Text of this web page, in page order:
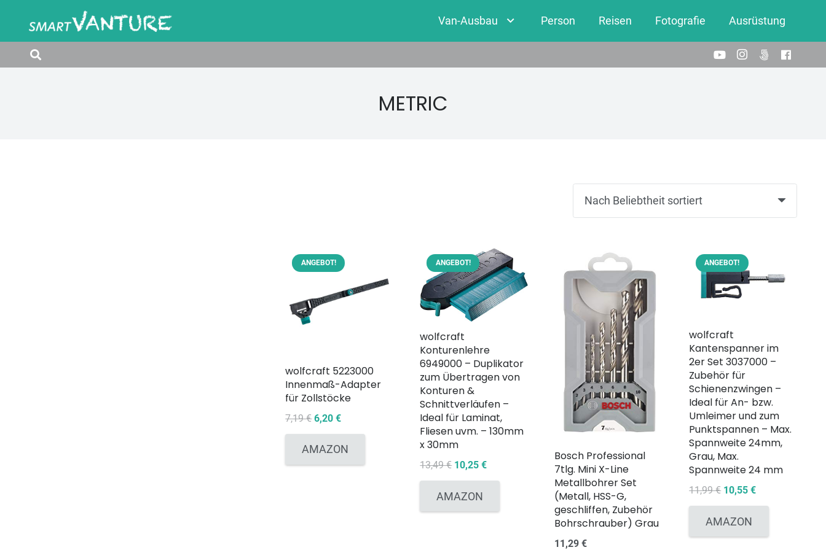
Van-Ausbau Person Reisen Fotografie Ausrüstung
‎METRIC
ANGEBOT!
wolfcraft 5223000
Innenmaß-Adapter
für Zollstöcke
7,19€Ursprünglicher
war:
6,20€Aktueller
ist:
AMAZON
ANGEBOT!
wolfcraft
Konturenlehre
6949000 – Duplikator
zum Übertragen von
Konturen &
Schnittverläufen –
Ideal für Laminat,
Fliesen uvm. – 130mm
x 30mm
13,49€ Ursprünglicher
Preis
war:
10,25€Aktueller
Preis
AMAZON
Bosch Professional
7tlg. Mini X-Line
Metallbohrer Set
(Metall, HSS-G,
geschliffen, Zubehör
Bohrschrauber) Grau
11,29€
ANGEBOT!
wolfcraft
Kantenspanner im
2er Set 3037000 –
Zubehör für
Schienenzwingen –
Ideal für An- bzw.
Umleimer und zum
Punktspannen – Max.
Spannweite 24mm,
Grau, Max.
Spannweite 24 mm
11,99€ Ursprünglicher
Preis
war:
10,55€Aktueller
Preis
AMAZON